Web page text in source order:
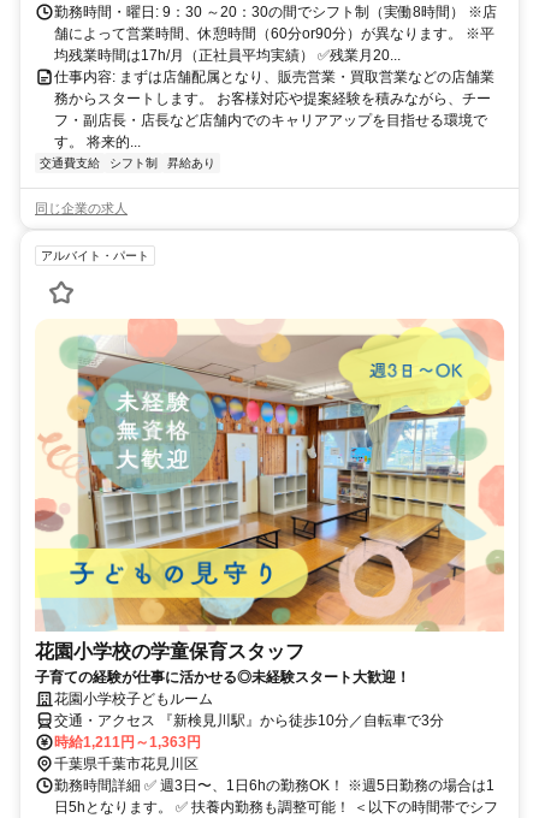
勤務時間・曜日: 9：30 ～20：30の間でシフト制（実働8時間） ※店
舗によって営業時間、休憩時間（60分or90分）が異なります。 ※平
均残業時間は17h/月（正社員平均実績） ✅残業月20...
仕事内容: まずは店舗配属となり、販売営業・買取営業などの店舗業
務からスタートします。 お客様対応や提案経験を積みながら、チー
フ・副店長・店長など店舗内でのキャリアアップを目指せる環境で
す。 将来的...
交通費支給 シフト制 昇給あり
同じ企業の求人
アルバイト・パート
花園小学校の学童保育スタッフ
子育ての経験が仕事に活かせる◎未経験スタート大歓迎！
花園小学校子どもルーム
交通・アクセス 『新検見川駅』から徒歩10分／自転車で3分
時給1,211円～1,363円
千葉県千葉市花見川区
勤務時間詳細 ✅ 週3日〜、1日6hの勤務OK！ ※週5日勤務の場合は1
日5hとなります。 ✅ 扶養内勤務も調整可能！ ＜以下の時間帯でシフ